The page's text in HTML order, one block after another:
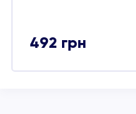
492 грн